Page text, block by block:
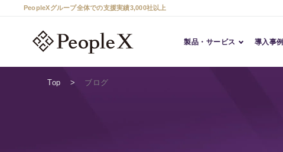
PeopleXグループ全体での支援実績3,000社以上
製品・サービス 導入事例
Top
ブログ